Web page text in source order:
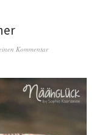
Kommentar